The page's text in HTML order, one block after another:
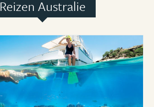
Reizen Australie